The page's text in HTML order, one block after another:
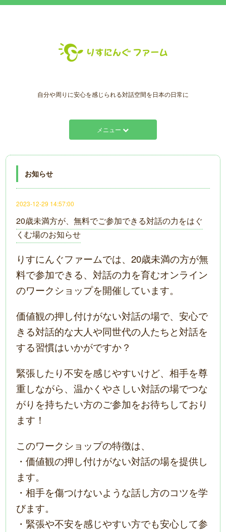
自分や周りに安心を感じられる対話空間を日本の日常に
メニュー
お知らせ
2023-12-29 14:57:00
20歳未満方が、無料でご参加できる対話の力をはぐ
くむ場のお知らせ
りすにんぐファームでは、20歳未満の方が無
料で参加できる、対話の力を育むオンライン
のワークショップを開催しています。
価値観の押し付けがない対話の場で、安心で
きる対話的な大人や同世代の人たちと対話を
する習慣はいかがですか？
緊張したり不安を感じやすいけど、相手を尊
重しながら、温かくやさしい対話の場でつな
がりを持ちたい方のご参加をお待ちしており
ます！
このワークショップの特徴は、
・価値観の押し付けがない対話の場を提供し
ます。
・相手を傷つけないような話し方のコツを学
びます。
・緊張や不安を感じやすい方でも安心して参